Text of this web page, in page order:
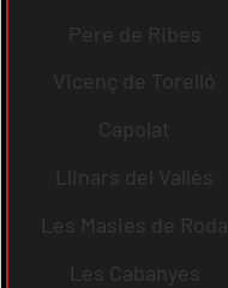
Pere de Ribes
Vicenç de Torelló
Capolat
Llinars del Vallès
Les Masies de Roda
Les Cabanyes